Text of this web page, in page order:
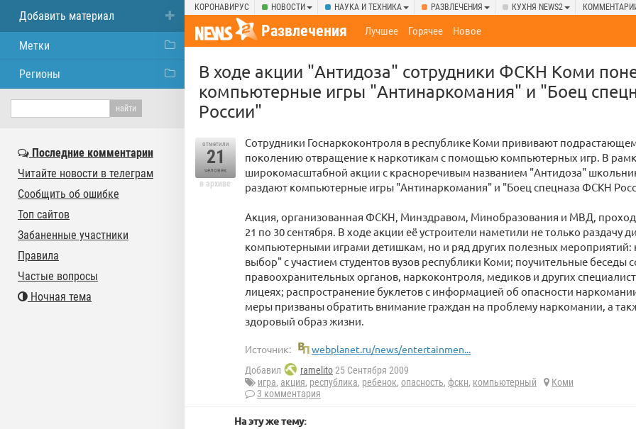
КОРОНАВИРУС НОВОСТИ НАУКА И ТЕХНИКА РАЗВЛЕЧЕНИЯ КУХНЯ NEWS2
Развлечения Лучшее Горячее Новое
В ходе акции "Антидоза" сотрудники ФСКН Коми
компьютерные игры "Антинаркомания" и "Боец
России"
отметили
21
человек
в архиве
Сотрудники Госнаркоконтроля в республике Коми прививают
поколению отвращение к наркотикам с помощью компьютерных игр. В
широкомасштабной акции с красноречивым названием "Антидоза"
раздают компьютерные игры "Антинаркомания" и "Боец спецназа ФСКН
Акция, организованная ФСКН, Минздравом, Минобразования и МВД,
21 по 30 сентября. В ходе акции её устроители наметили не только раздачу
компьютерными играми детишкам, но и ряд других полезных мероприятий:
выбор" с участием студентов вузов республики Коми; поучительные беседы
правоохранительных органов, наркоконтроля, медиков и других
лицеях; распространение буклетов с информацией об опасности
меры призваны обратить внимание граждан на проблему наркомании, а
здоровый образ жизни.
Источник: webplanet.ru/news/entertainmen...
Добавил ramelito25 Сентября 2009
игра, акция, республика, ребенок, опасность, фскн, компьютерный
Коми
3 комментария
На эту же тему:
Добавить материал
Метки
Регионы
Последние комментарии
Читайте новости в телеграм
Сообщить об ошибке
Топ сайтов
Забаненные участники
Правила
Частые вопросы
Ночная тема